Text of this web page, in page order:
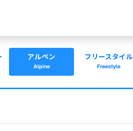
アルペン
Alpine
フリースタイル
Freestyle